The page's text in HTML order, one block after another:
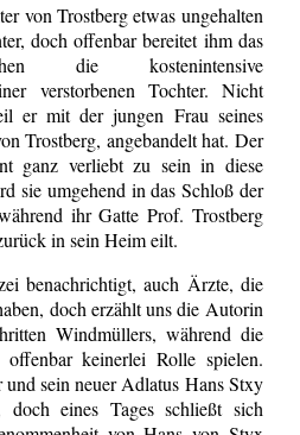
von Trostberg etwas ungehalten
doch offenbar bereitet ihm das
die kostenintensive
verstorbenen Tochter. Nicht
er mit der jungen Frau seines
Trostberg, angebandelt hat. Der
ganz verliebt zu sein in diese
sie umgehend in das Schloß der
ihr Gatte Prof. Trostberg
in sein Heim eilt.
benachrichtigt, auch Ärzte, die
doch erzählt uns die Autorin
Windmüllers, während die
keinerlei Rolle spielen.
sein neuer Adlatus Hans Stxy
eines Tages schließt sich